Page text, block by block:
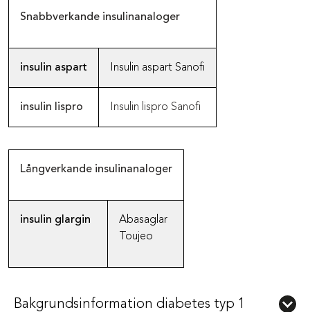
Snabbverkande insulinanaloger
insulin aspart Insulin aspart Sanofi
insulin lispro Insulin lispro Sanofi
Långverkande insulinanaloger
insulin glargin
Abasaglar
Toujeo
Bakgrundsinformation diabetes typ 1